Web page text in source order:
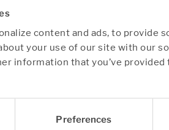
content and ads, to provide
your use of our site with our
information that you’ve
Preferences